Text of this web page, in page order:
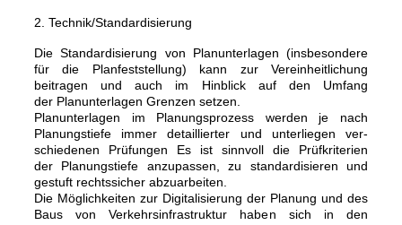
2. Technik/Standardisierung
Die Standardisierung von Planunterlagen (insbesondere
für die Planfeststellung) kann zur Vereinheitlichung
beitragen und auch im Hinblick auf den Umfang
der Planunterlagen Grenzen setzen.
Planunterlagen im Planungsprozess werden je nach
Planungstiefe immer detaillierter und unterliegen ver-
schiedenen Prüfungen Es ist sinnvoll die Prüfkriterien
der Planungstiefe anzupassen, zu standardisieren und
gestuft rechtssicher abzuarbeiten.
Die Möglichkeiten zur Digitalisierung der Planung und des
Baus von Verkehrsinfrastruktur haben sich in den